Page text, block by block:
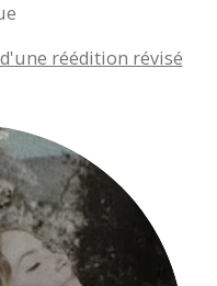
réédition révisé